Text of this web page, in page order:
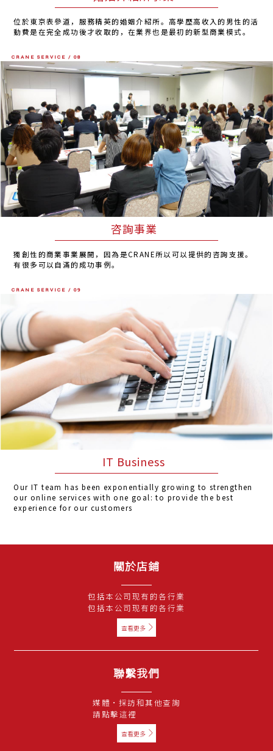
位於東京表參道，服務精英的婚姻介紹所。高學歷高收入的男性的活
動費是在完全成功後才收取的，在業界也是最初的新型商業模式。
咨詢事業
獨創性的商業事業展開，因為是CRANE所以可以提供的咨詢支援。
有很多可以自滿的成功事例。
CRANE SERVICE / 08
CRANE SERVICE / 09
IT Business
Our IT team has been exponentially growing to strengthen
our online services with one goal: to provide the best
experience for our customers
關於店鋪
包括本公司现有的各行業
包括本公司现有的各行業
查看更多
聯繫我們
媒體·採訪和其他查詢
請點擊這裡
查看更多